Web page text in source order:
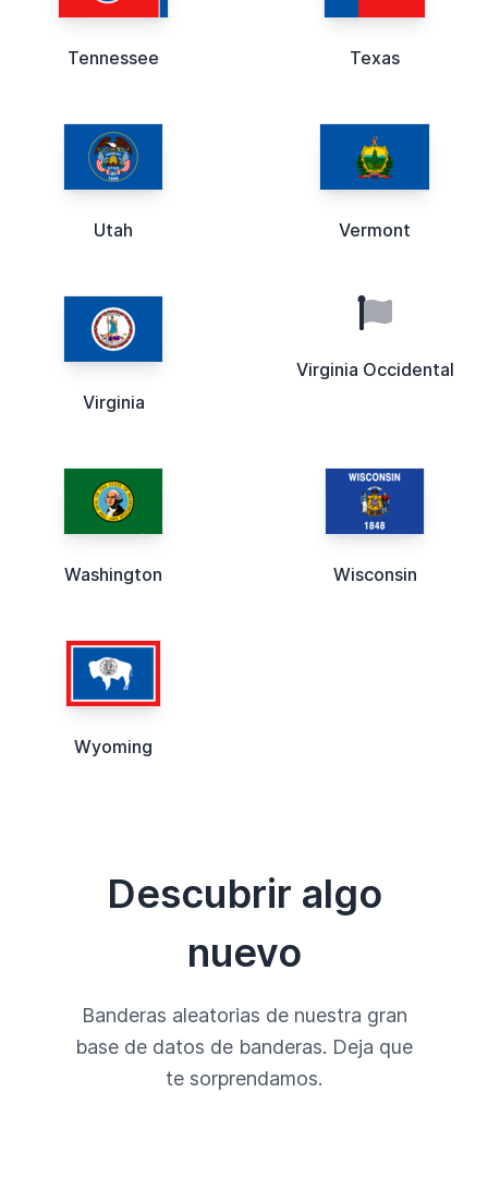
Tennessee Texas
Utah Vermont
Virginia
Virginia Occidental
Washington Wisconsin
Wyoming
Descubrir algo
nuevo
Banderas aleatorias de nuestra gran
base de datos de banderas. Deja que
te sorprendamos.